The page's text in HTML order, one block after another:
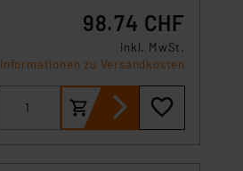
98.74 CHF
inkl. MwSt.
Informationen zu Versandkosten